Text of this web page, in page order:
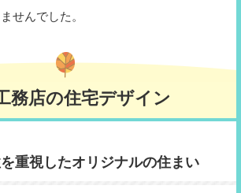
せんでした。
務店の住宅デザイン
重視したオリジナルの住まい